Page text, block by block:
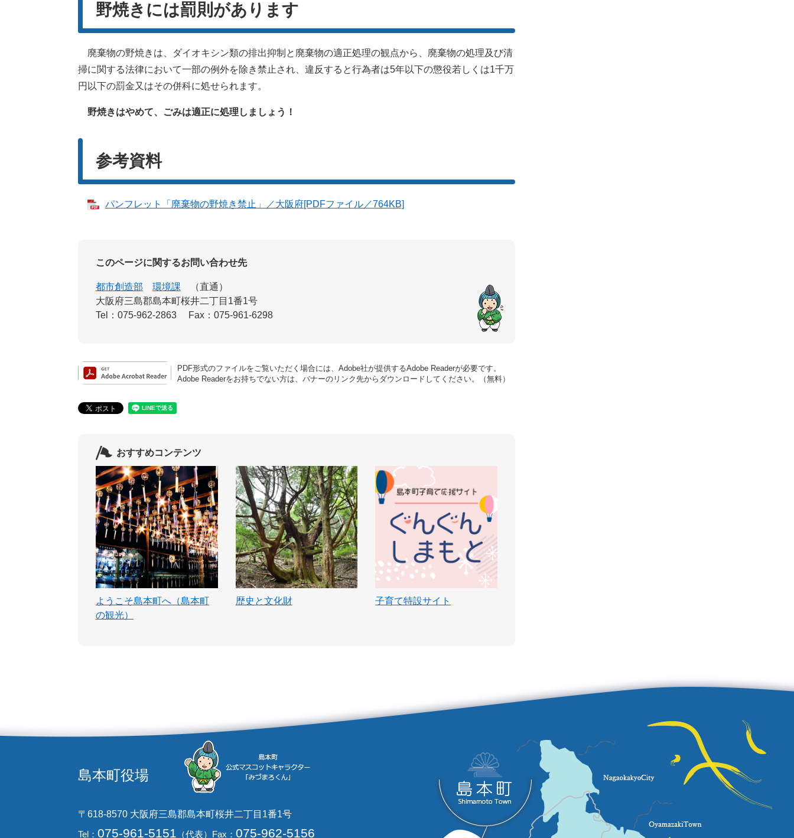
野焼きには罰則があります
廃棄物の野焼きは、ダイオキシン類の排出抑制と廃棄物の適正処理の観点から、廃棄物の処理及び清
掃に関する法律において一部の例外を除き禁止され、違反すると行為者は5年以下の懲役若しくは1千万
円以下の罰金又はその併科に処せられます。
野焼きはやめて、ごみは適正に処理しましょう！
参考資料
パンフレット「廃棄物の野焼き禁止」／大阪府[PDFファイル／764KB]
このページに関するお問い合わせ先
都市創造部 環境課
直通
大阪府三島郡島本町桜井二丁目1番1号
Tel：075-962-2863
Fax：075-961-6298
PDF形式のファイルをご覧いただく場合には、Adobe社が提供するAdobe Readerが必要です。
Adobe Readerをお持ちでない方は、バナーのリンク先からダウンロードしてください。（無料）
おすすめコンテンツ
ようこそ島本町へ（島本町
の観光）
歴史と文化財 子育て特設サイト
島本町役場
〒618-8570 大阪府三島郡島本町桜井二丁目1番1号
Tel： 075-961-5151 （代表） Fax： 075-962-5156